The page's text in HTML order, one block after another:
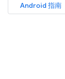
Android 指南